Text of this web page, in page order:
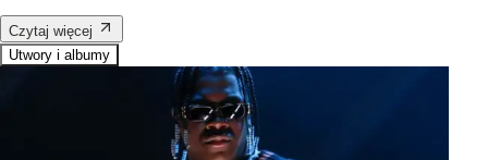
Czytaj więcej
Utwory i albumy